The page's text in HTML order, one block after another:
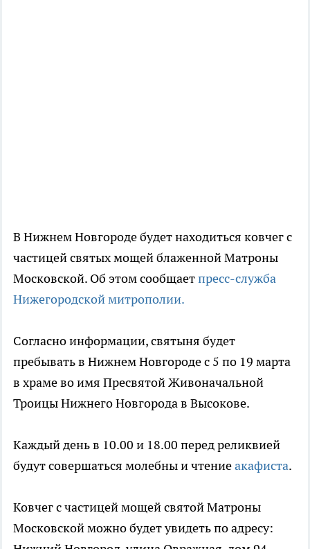
В Нижнем Новгороде будет находиться ковчег с
частицей святых мощей блаженной Матроны
Московской. Об этом сообщаетпресс-служба
Нижегородской митрополии.
Согласно информации, святыня будет
пребывать в Нижнем Новгороде с 5 по 19 марта
в храме во имя Пресвятой Живоначальной
Троицы Нижнего Новгорода в Высокове.
Каждый день в 10.00 и 18.00 перед реликвией
будут совершаться молебны и чтениеакафиста.
Ковчег с частицей мощей святой Матроны
Московской можно будет увидеть по адресу: